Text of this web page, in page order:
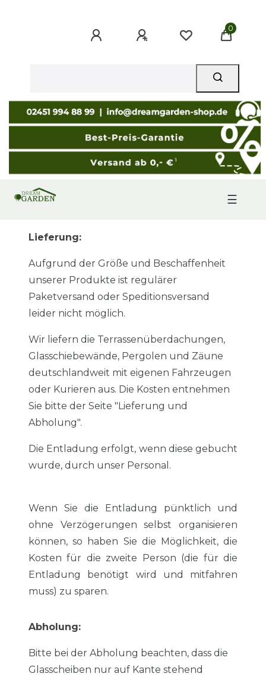
0
☰
Lieferung:
Aufgrund der Größe und Beschaffenheit
unserer Produkte ist regulärer
Paketversand oder Speditionsversand
leider nicht möglich.
Wir liefern die Terrassenüberdachungen,
Glasschiebewände, Pergolen und Zäune
deutschlandweit mit eigenen Fahrzeugen
oder Kurieren aus. Die Kosten entnehmen
Sie bitte der Seite " Lieferung und
Abholung".
Die Entladung erfolgt, wenn diese gebucht
wurde, durch unser Personal.
Wenn Sie die Entladung pünktlich und
ohne Verzögerungen selbst organisieren
können, so haben Sie die Möglichkeit, die
Kosten für die zweite Person (die für die
Entladung benötigt wird und mitfahren
muss) zu sparen.
Abholung:
Bitte bei der Abholung beachten, dass die
Glasscheiben nur auf Kante stehend